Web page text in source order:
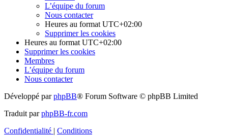
L’équipe du forum
Nous contacter
Heures au format UTC+02:00
Supprimer les cookies
Heures au format UTC+02:00
Supprimer les cookies
Membres
L’équipe du forum
Nous contacter
Développé parphpBB® Forum Software © phpBB Limited
Traduit parphpBB-fr.com
Confidentialité | Conditions